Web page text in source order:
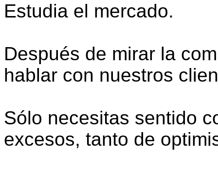
Estudia el mercado.
Después de mirar la
hablar con nuestros
Sólo necesitas sentido
excesos, tanto de